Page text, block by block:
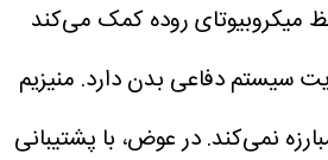
میکروبیوتای روده کمک می‌کند
سیستم دفاعی بدن دارد. منیزیم
نمی‌کند. در عوض، با پشتیبانی